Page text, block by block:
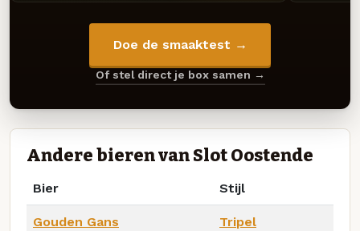
Doe de smaaktest →
Of stel direct je box samen →
Andere bieren van Slot Oostende
Bier Stijl
Gouden Gans Tripel